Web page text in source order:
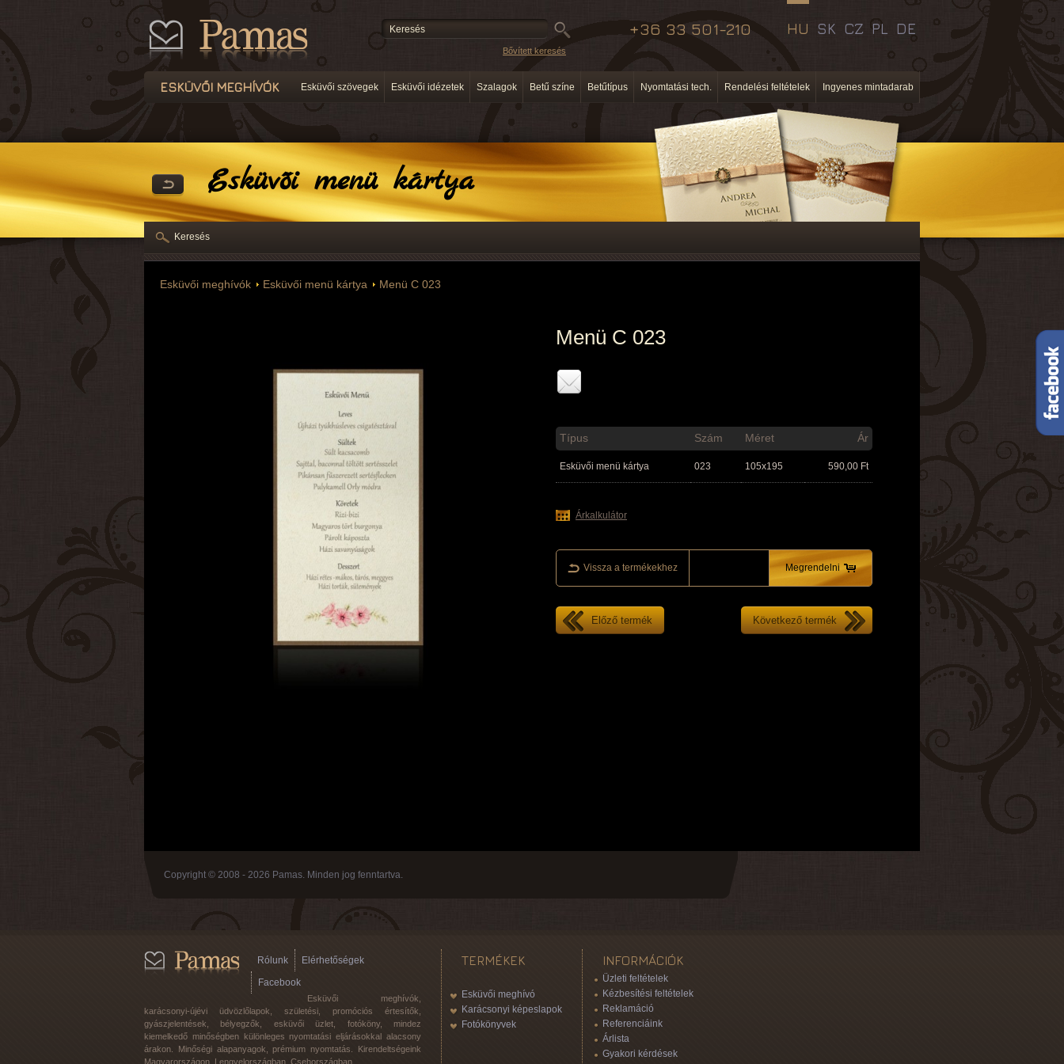
Esküvői menü kártya
+36 33 501-210 DE
PL
CZ
SK
HU
ESKÜVŐI MEGHÍVÓK Esküvői szövegek Esküvői idézetek Szalagok Betű színe Betűtípus Nyomtatási tech. Rendelési feltételek Ingyenes mintadarab
Bővített keresés
Esküvői meghívók Esküvői menü kártya Menü C 023
Menü C 023
Típus Szám Méret Ár
Esküvői menü kártya 023 105x195 590,00 Ft
Árkalkulátor
Vissza a termékekhez Megrendelni
Előző termék Következő termék
Keresés
Copyright © 2008 - 2026 Pamas. Minden jog fenntartva.
Rólunk
Elérhetőségek
Facebook
Esküvői meghívók,
karácsonyi-újévi üdvözlőlapok, születési, promóciós értesítők,
gyászjelentések, bélyegzők, esküvői üzlet, fotóköny, mindez
kiemelkedő minőségben különleges nyomtatási eljárásokkal alacsony
árakon. Minőségi alapanyagok, prémium nyomtatás. Kirendeltségeink
Magyarországon, Lengyelországban, Csehországban.
TERMÉKEK
Esküvői meghívó
Karácsonyi képeslapok
Fotókönyvek
INFORMÁCIÓK
Üzleti feltételek
Kézbesítési feltételek
Reklamáció
Referenciáink
Árlista
Gyakori kérdések